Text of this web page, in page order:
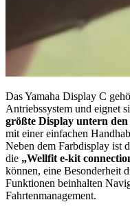
Das Yamaha Display C
Antriebssystem und eignet
größte Display untern
mit einer einfachen
Neben dem Farbdisplay ist
die „Wellfit e-kit
können, eine Besonderheit
Funktionen beinhalten
Fahrtenmanagement.